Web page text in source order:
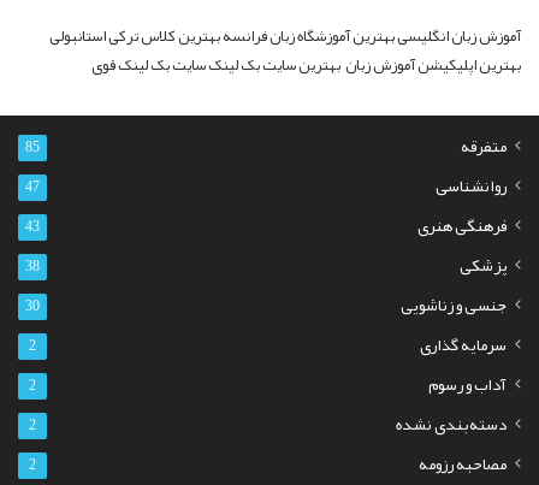
آموزش زبان انگلیسیبهترین آموزشگاه زبان فرانسهبهترین کلاس ترکی استانبولی
بهترین اپلیکیشن آموزش زبانبهترین سایت بک لینکسایت بک لینک قوی
متفرقه 85
روانشناسی 47
فرهنگی هنری 43
پزشکی 38
جنسی و زناشویی 30
سرمایه گذاری 2
آداب و رسوم 2
دسته‌بندی نشده 2
مصاحبه رزومه 2